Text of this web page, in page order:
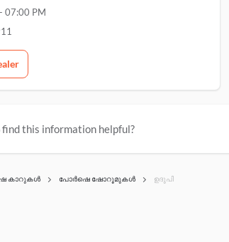
- 07:00 PM
this information helpful?
കാറുകൾ പോർഷെ ഷോറൂമുകൾ ഉദുപി